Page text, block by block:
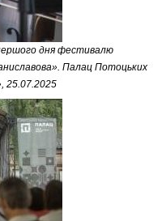
дня фестивалю
Палац Потоцьких
25.07.2025